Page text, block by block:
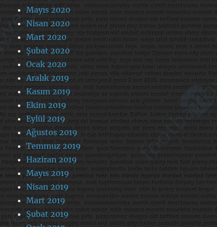
Mayıs 2020
Nisan 2020
Mart 2020
Şubat 2020
Ocak 2020
Aralık 2019
Kasım 2019
Ekim 2019
Eylül 2019
Ağustos 2019
Temmuz 2019
Haziran 2019
Mayıs 2019
Nisan 2019
Mart 2019
Şubat 2019